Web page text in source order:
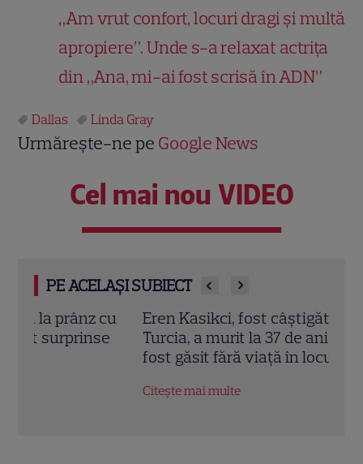
„Am vrut confort, locuri dragi și multă
apropiere”. Unde s-a relaxat actrița
din „Ana, mi-ai fost scrisă în ADN”
Dallas Linda Gray
Urmărește-ne pe Google News
Cel mai nou VIDEO
PE ACELAȘI SUBIECT
Eren Kasikci, fost câștigător MasterChef
Turcia, a murit la 37 de ani. Bucătarul a
fost găsit fără viață în locuința sa